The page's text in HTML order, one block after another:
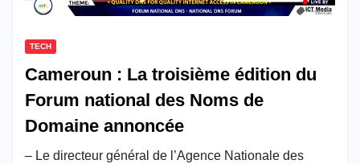
TECH
Cameroun : La troisième édition du
Forum national des Noms de
Domaine annoncée
– Le directeur général de l’Agence Nationale des